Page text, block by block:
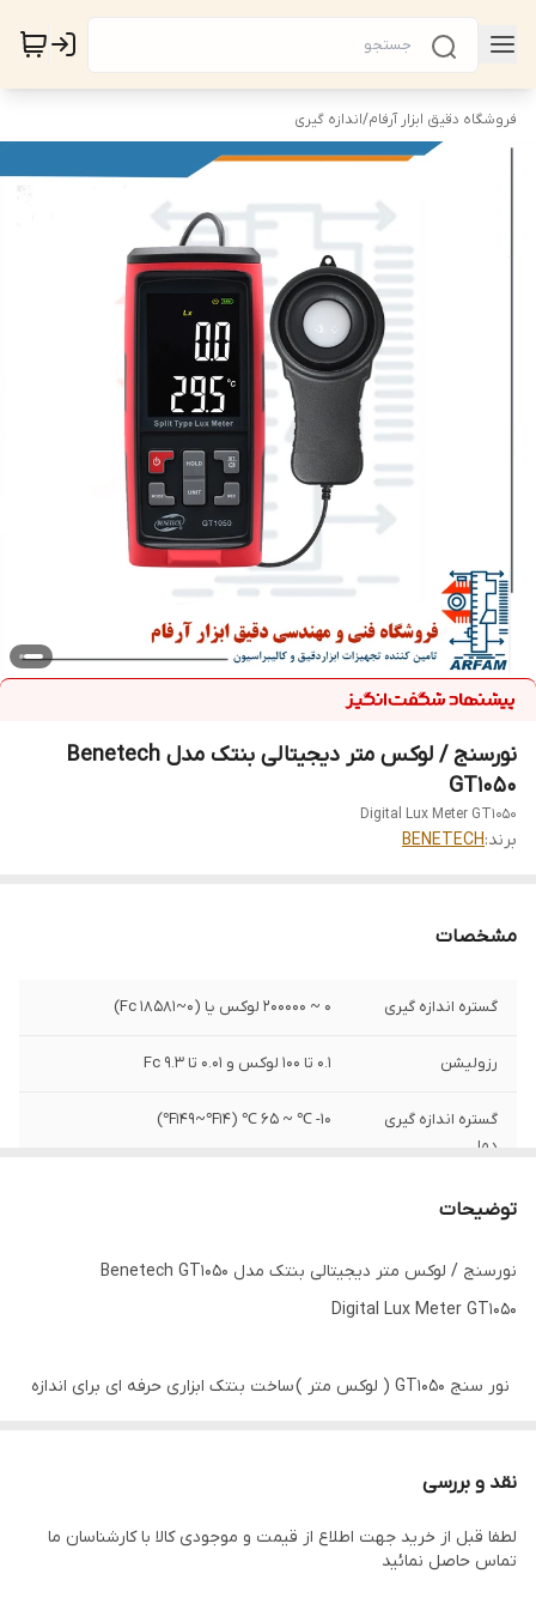
فروشگاه دقیق ابزار آرفام/اندازه گیری
نورسنج / لوکس متر دیجیتالی بنتک مدل Benetech
GT1050
Digital Lux Meter GT1050
برند:BENETECH
مشخصات
گستره اندازه گیری 0 ~ 200000 لوکس یا (0~18581 Fc)
رزولیشن 0.1 تا 100 لوکس و 0.01 تا 9.3 Fc
گستره اندازه گیری
دما
10- ℃ ~ 65 ℃ (14℉~149℉)
حداقل رزولیشن
دقت لوکس
دقت دما ±1.5 ℃ (35℉)
توضیحات
نورسنج / لوکس متر دیجیتالی بنتک مدل Benetech GT1050
Digital Lux Meter GT1050
نور سنج GT1050 ( لوکس متر ) ساخت بنتک ابزاری حرفه ای برای اندازه
نورسنج بنتک مدل GT1050 برای مهندسی اندازه گیری شدت نور، کنترل
کیفیت، پیشگیری از سلامت و اندازه گیری شدت نور در محیط های
نقد و بررسی
لطفا قبل از خرید جهت اطلاع از قیمت و موجودی کالا با کارشناسان ما
تماس حاصل نمائید